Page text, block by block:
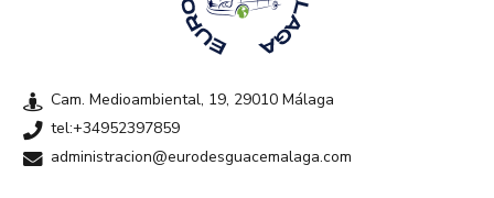
Cam. Medioambiental, 19, 29010 Málaga
tel:+34952397859
administracion@eurodesguacemalaga.com